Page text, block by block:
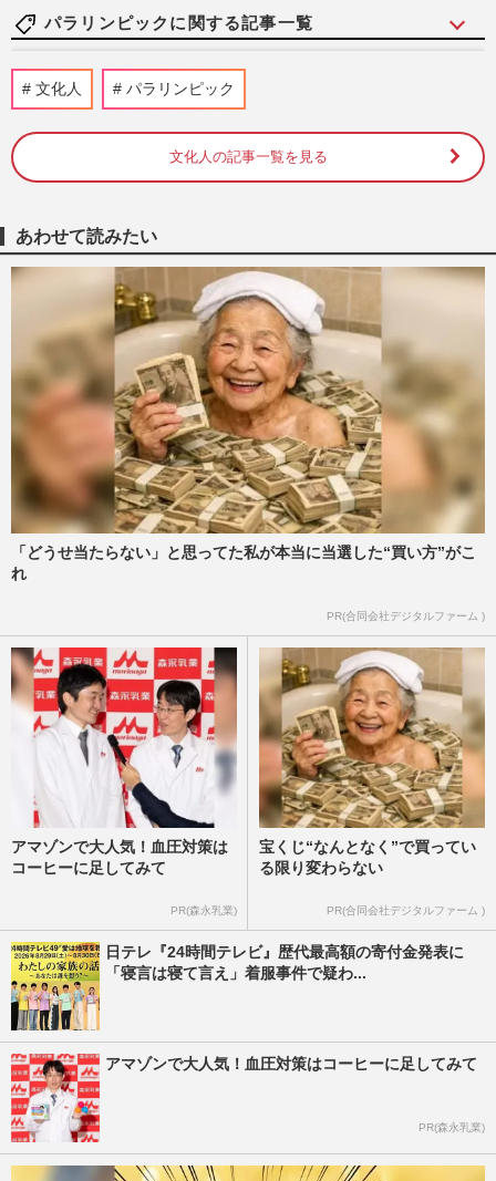
パラリンピックに関する記事一覧
『新語・流行語大賞』ノミネートされた
【令和の米騒動】に、立浪和義氏の登壇を
週刊女性PRIME 2024/11/6
時間テレビ』に強まる風当たり、スポンサ
ー『イオン』の募金箱は不…
週刊女性PRIME 2024/8/31
パリ・パラリンピック開会式の演出に批判
殺到で【ピアノの上】がトレンド、パリ五
輪でも“火責め吊し上げ”…
週刊女性PRIME 2024/8/29
16歳で両脚を切断した26歳の車いすモデ
ル・みゅうさん「障害者と健常者の壁をエ
ンタメの力で壊していきたい…
週刊女性PRIME 2024/8/24
パリ五輪代表選考で快進撃の競泳・池江璃
アフター”写真にネット騒…
週刊女性PRIME 2024/3/18
文化人 パラリンピック
文化人の記事一覧を見る
あわせて読みたい
「どうせ当たらない」と思ってた私が本当に当選した“買い方”がこ
れ
PR(合同会社デジタルファーム )
アマゾンで大人気！血圧対策は
コーヒーに足してみて
PR(森永乳業)
宝くじ“なんとなく”で買ってい
る限り変わらない
PR(合同会社デジタルファーム )
日テレ『24時間テレビ』歴代最高額の寄付金発表に
「寝言は寝て言え」着服事件で疑わ...
アマゾンで大人気！血圧対策はコーヒーに足してみて
PR(森永乳業)